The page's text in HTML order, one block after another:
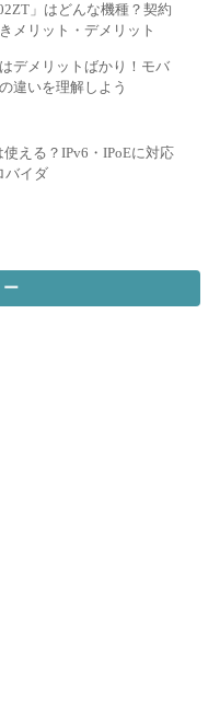
」はどんな機種？契約
メリット・デメリット
デメリットばかり！モバ
違いを理解しよう
える？IPv6・IPoEに対応
バイダ